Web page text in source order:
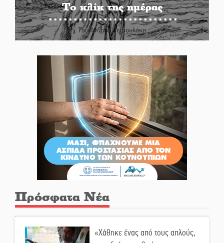
Το κλίκ της ημέρας
Του Ανδρέα Πετρουλάκη
Πρόσφατα Νέα
«Χάθηκε ένας από τους απλούς,